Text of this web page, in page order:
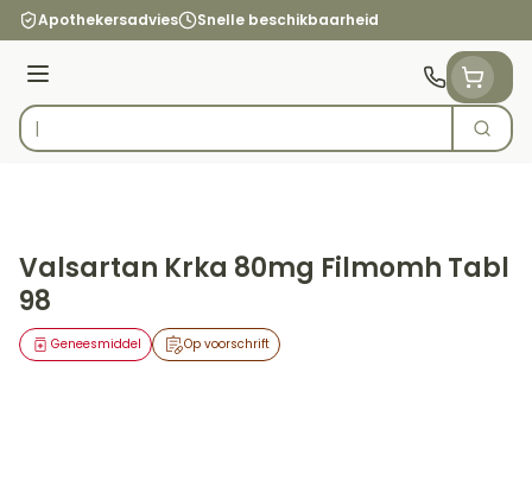
Ga naar de inhoud
Apothekersadvies Snelle beschikbaarheid
Menu
Product, merk, categorie...
Zoek
Valsartan Krka 80mg Filmomh Tabl
98
Op voorschrift
Geneesmiddel